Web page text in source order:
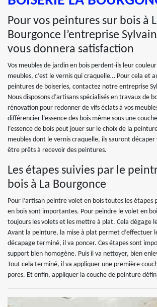
Pour vos peintures sur bois à
Bourgonce l’entreprise
vous donnera satisfaction
Vos meubles de jardin en bois perdent-ils leur
meubles, c’est le vernis qui craquelle… Pour cela et
peintures de boiseries, contactez notre entreprise
Nous disposons d’artisans spécialisés en travaux de
rénovation pour redonner de vifs éclats à vos
différencier l’essence des bois même sous une
l’essence de bois peut jouer sur le choix de la
meubles dont le vernis craquelle, ils sauront décaper
être prêts à recevoir des peintures.
Les étapes suivies par le
bois à La Bourgonce
Pour l’artisan peintre volet en bois toutes les étapes
en bois sont importantes. Pour peindre le volet en
toujours les volets et les mettre à plat. Cela dégage
Avant la peinture, la mise à plat permet d’effectuer
décapage terminé, il va poncer. Ces étapes sont
support bien homogène. Puis il va nettoyer, bien
Tout cela terminé, il va appliquer une première
pores. Et enfin, appliquer la couche de peinture